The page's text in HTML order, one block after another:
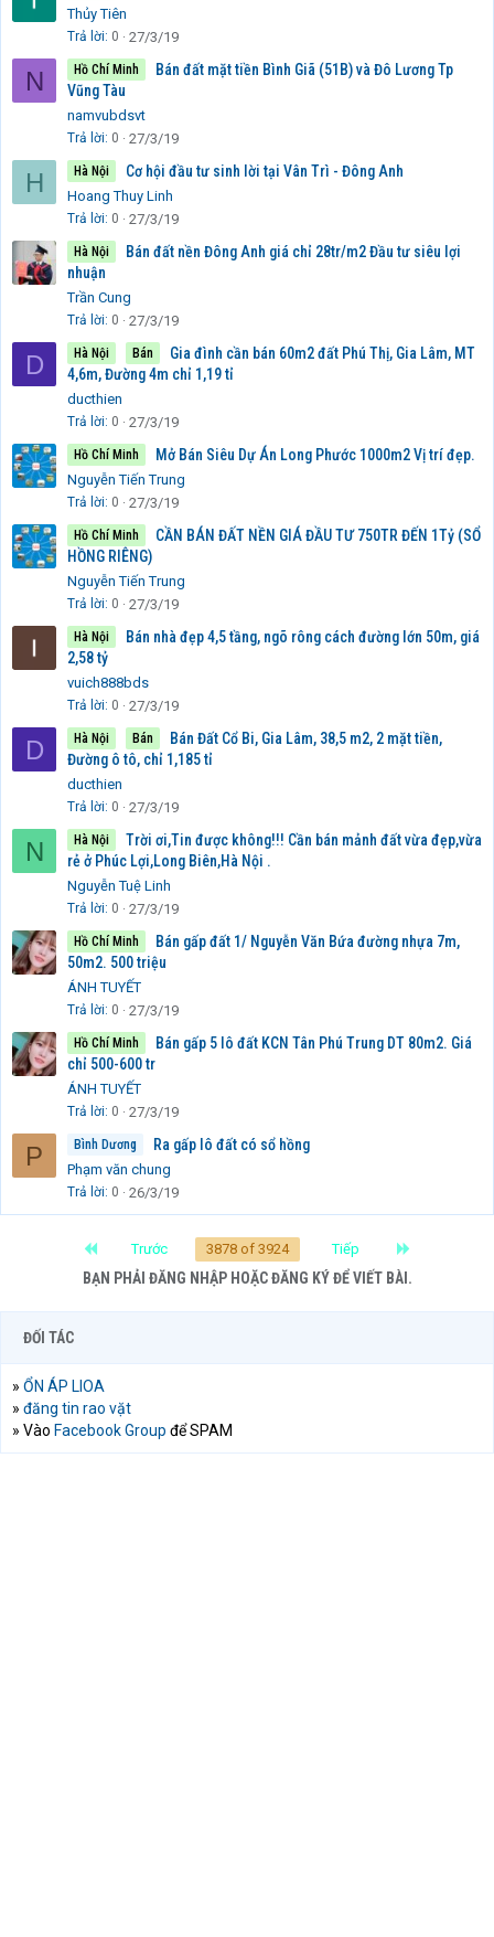
Thủy Tiên
Trả lời 0 27/3/19
N Hồ Chí Minh
Bán đất mặt tiền Bình Giã (51B) và Đô Lương Tp
Vũng Tàu
namvubdsvt
Trả lời 0 27/3/19
H Hà Nội Cơ hội đầu tư sinh lời tại Vân Trì - Đông Anh
Hoang Thuy Linh
Trả lời 0 27/3/19
Hà Nội
Bán đất nền Đông Anh giá chỉ 28tr/m2 Đầu tư siêu lợi
nhuận
Trần Cung
Trả lời 0 27/3/19
D Hà Nội Bán
Gia đình cần bán 60m2 đất Phú Thị, Gia Lâm, MT
4,6m, Đường 4m chỉ 1,19 tỉ
ducthien
Trả lời 0 27/3/19
Hồ Chí Minh Mở Bán Siêu Dự Án Long Phước 1000m2 Vị trí đẹp.
Nguyễn Tiến Trung
Trả lời 0 27/3/19
Hồ Chí Minh
CẦN BÁN ĐẤT NỀN GIÁ ĐẦU TƯ 750TR ĐẾN 1Tỷ (SỔ
HỒNG RIÊNG)
Nguyễn Tiến Trung
Trả lời 0 27/3/19
Hà Nội
Bán nhà đẹp 4,5 tầng, ngõ rông cách đường lớn 50m, giá
2,58 tỷ
vuich888bds
Trả lời 0 27/3/19
D Hà Nội Bán
Bán Đất Cổ Bi, Gia Lâm, 38,5 m2, 2 mặt tiền,
Đường ô tô, chỉ 1,185 tỉ
ducthien
Trả lời 0 27/3/19
N Hà Nội
Trời ơi,Tin được không!!! Cần bán mảnh đất vừa đẹp,vừa
rẻ ở Phúc Lợi,Long Biên,Hà Nội .
Nguyễn Tuệ Linh
Trả lời 0 27/3/19
Hồ Chí Minh
Bán gấp đất 1/ Nguyễn Văn Bứa đường nhựa 7m,
50m2. 500 triệu
ÁNH TUYẾT
Trả lời 0 27/3/19
Hồ Chí Minh
Bán gấp 5 lô đất KCN Tân Phú Trung DT 80m2. Giá
chỉ 500-600 tr
ÁNH TUYẾT
Trả lời 0 27/3/19
P Bình Dương Ra gấp lô đất có sổ hồng
Phạm văn chung
Trả lời 0 26/3/19
First Trước 3878 of 3924 Tiếp Last
BẠN PHẢI ĐĂNG NHẬP HOẶC ĐĂNG KÝ ĐỂ VIẾT BÀI.
ĐỐI TÁC
» ỔN ÁP LIOA
» đăng tin rao vặt
» Vào Facebook Group để SPAM